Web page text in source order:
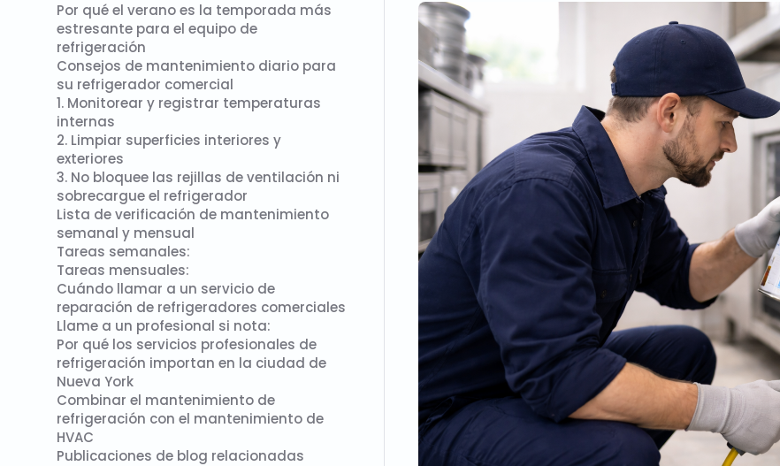
Por qué el verano es la temporada más
estresante para el equipo de
refrigeración
Consejos de mantenimiento diario para
su refrigerador comercial
1. Monitorear y registrar temperaturas
internas
2. Limpiar superficies interiores y
exteriores
3. No bloquee las rejillas de ventilación ni
sobrecargue el refrigerador
Lista de verificación de mantenimiento
semanal y mensual
Tareas semanales:
Tareas mensuales:
Cuándo llamar a un servicio de
reparación de refrigeradores comerciales
Llame a un profesional si nota:
Por qué los servicios profesionales de
refrigeración importan en la ciudad de
Nueva York
Combinar el mantenimiento de
refrigeración con el mantenimiento de
HVAC
Publicaciones de blog relacionadas